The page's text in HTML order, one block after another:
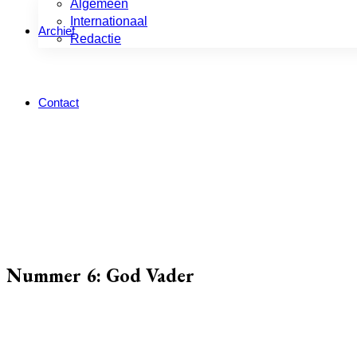
Algemeen
Internationaal
Redactie
Archief
Contact
Nummer 6: God Vader